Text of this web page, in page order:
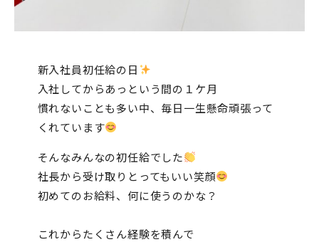
新入社員初任給の日
入社してからあっという間の１ケ月
慣れないことも多い中、毎日一生懸命頑張って
くれています
そんなみんなの初任給でした
社長から受け取りとってもいい笑顔
初めてのお給料、何に使うのかな？
これからたくさん経験を積んで